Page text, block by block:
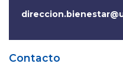
Contacto